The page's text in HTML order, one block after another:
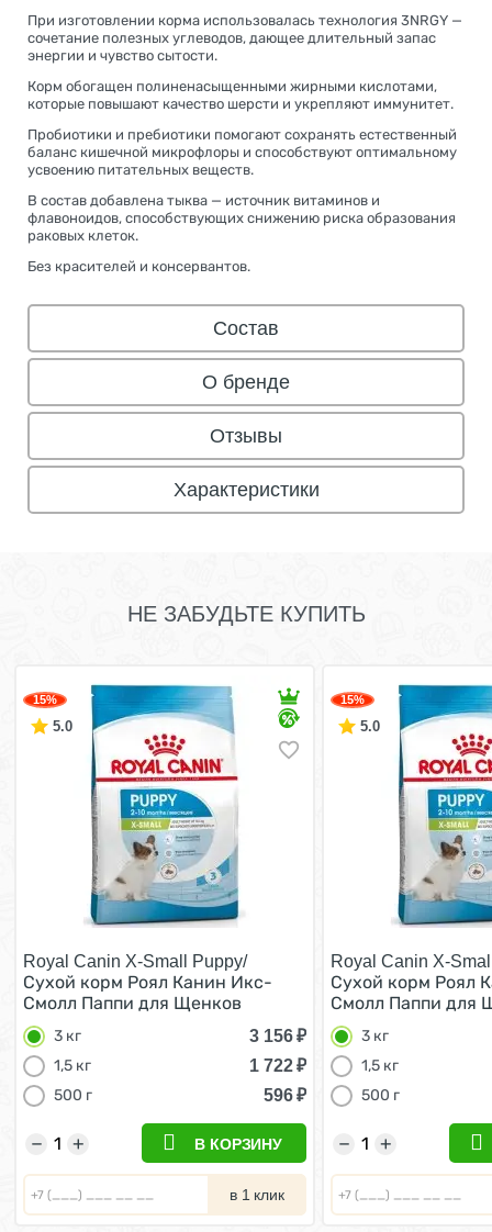
При изготовлении корма использовалась технология 3NRGY —
сочетание полезных углеводов, дающее длительный запас
энергии и чувство сытости.
Корм обогащен полиненасыщенными жирными кислотами,
которые повышают качество шерсти и укрепляют иммунитет.
Пробиотики и пребиотики помогают сохранять естественный
баланс кишечной микрофлоры и способствуют оптимальному
усвоению питательных веществ.
В состав добавлена тыква — источник витаминов и
флавоноидов, способствующих снижению риска образования
раковых клеток.
Без красителей и консервантов.
Состав
О бренде
Отзывы
Характеристики
НЕ ЗАБУДЬТЕ КУПИТЬ
15%
5.0
Royal Canin X-Small Puppy/
Сухой корм Роял Канин Икс-
Смолл Паппи для Щенков
мелких пород 3 кг
3 кг 3 156₽
1,5 кг
1 722₽
500 г
596₽
+
− В КОРЗИНУ
в 1 клик
15%
5.0
Royal Canin X-
Сухой корм Роял
Смолл Паппи для
мелких пород 3 кг
3 кг
1,5 кг
500 г
+
−